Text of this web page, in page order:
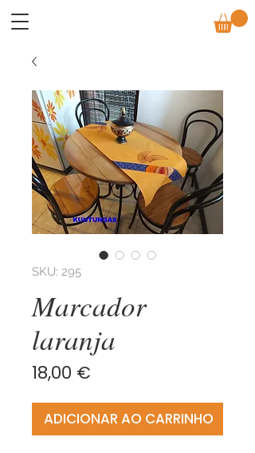
SKU: 295
Marcador
laranja
18,00 €
ADICIONAR AO CARRINHO